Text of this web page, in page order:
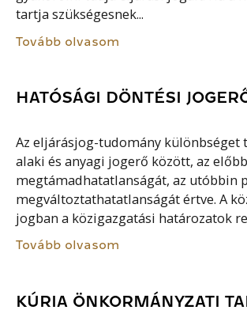
tartja szükségesnek...
Tovább olvasom
HATÓSÁGI DÖNTÉSI
Az eljárásjog-tudomány különbséget
alaki és anyagi jogerő között, az
megtámadhatatlanságát, az utóbbin
megváltoztathatatlanságát értve. A
jogban a közigazgatási határozatok
Tovább olvasom
KÚRIA ÖNKORMÁNYZATI